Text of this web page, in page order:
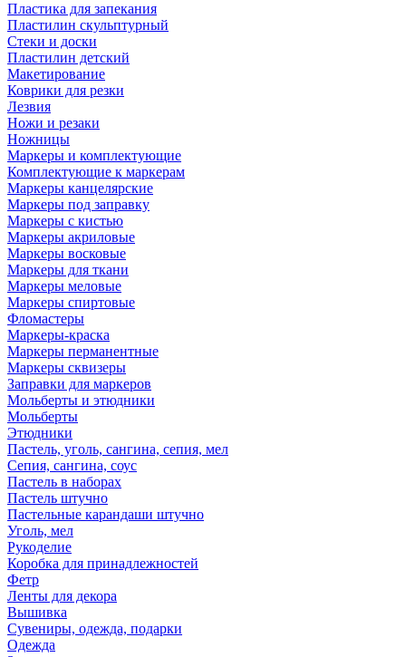
Пластика для запекания
Пластилин скульптурный
Стеки и доски
Пластилин детский
Макетирование
Коврики для резки
Лезвия
Ножи и резаки
Ножницы
Маркеры и комплектующие
Комплектующие к маркерам
Маркеры канцелярские
Маркеры под заправку
Маркеры с кистью
Маркеры акриловые
Маркеры восковые
Маркеры для ткани
Маркеры меловые
Маркеры спиртовые
Фломастеры
Маркеры-краска
Маркеры перманентные
Маркеры сквизеры
Заправки для маркеров
Мольберты и этюдники
Мольберты
Этюдники
Пастель, уголь, сангина, сепия, мел
Сепия, сангина, соус
Пастель в наборах
Пастель штучно
Пастельные карандаши штучно
Уголь, мел
Рукоделие
Коробка для принадлежностей
Фетр
Ленты для декора
Вышивка
Сувениры, одежда, подарки
Одежда